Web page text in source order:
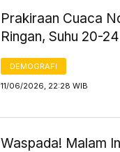
Prakiraan Cuaca
Ringan, Suhu 20-
DEMOGRAFI
11/06/2026, 22:28 WIB
Waspada! Malam